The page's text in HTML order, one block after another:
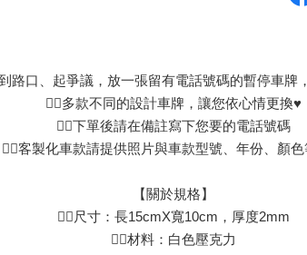
路口、起爭議，放一張留有電話號碼的暫停車
👉🏻多款不同的設計車牌，讓您依心情更換♥
👉🏻下單後請在備註寫下您要的電話號碼
👉🏻客製化車款請提供照片與車款型號、年份、顏
【關於規格】
👉🏻尺寸：長15cmX寬10cm，厚度2mm
👉🏻材料：白色壓克力